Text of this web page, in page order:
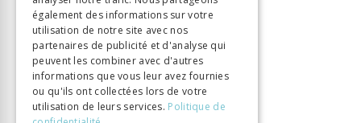
INFORMATION
Auteur
Craus Yann
également des informations sur votre
utilisation de notre site avec nos
partenaires de publicité et d'analyse qui
peuvent les combiner avec d'autres
informations que vous leur avez fournies
ou qu'ils ont collectées lors de votre
utilisation de leurs services. Politique de